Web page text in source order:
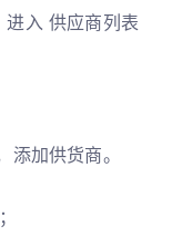
入 供应商列表
添加供货商。